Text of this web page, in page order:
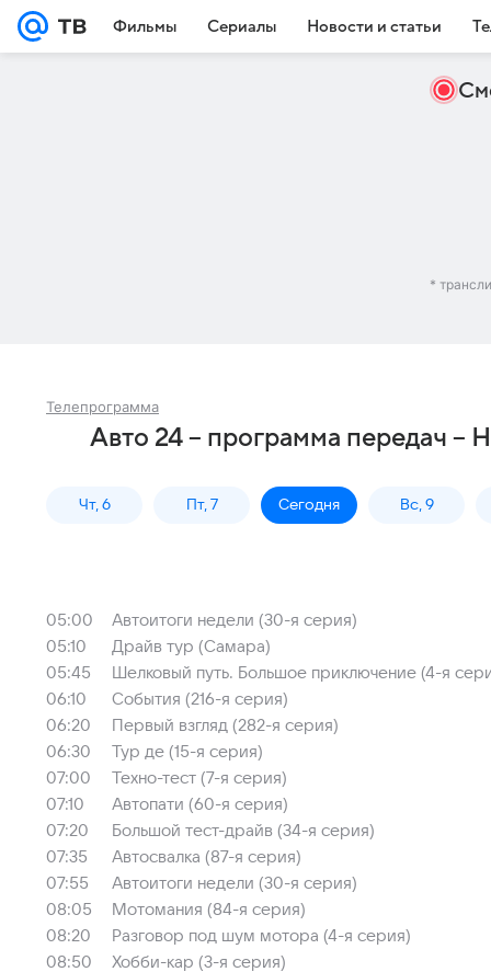
Фильмы Сериалы Новости и статьи
*
Телепрограмма
Авто 24 – программа передач –
Чт, 6 Пт, 7 Сегодня Вс, 9
05:00
Автоитоги недели (30-я серия)
05:10
Драйв тур (Самара)
05:45
Шелковый путь. Большое приключение (4-я
06:10
События (216-я серия)
06:20
Первый взгляд (282-я серия)
06:30
Тур де (15-я серия)
07:00
Техно-тест (7-я серия)
07:10
Автопати (60-я серия)
07:20
Большой тест-драйв (34-я серия)
07:35
Автосвалка (87-я серия)
07:55
Автоитоги недели (30-я серия)
08:05
Мотомания (84-я серия)
08:20
Разговор под шум мотора (4-я серия)
08:50
Хобби-кар (3-я серия)